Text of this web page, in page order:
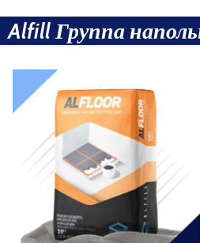
Alfill Группа